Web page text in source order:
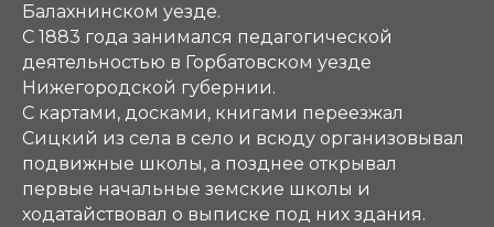
Балахнинском уезде.
С 1883 года занимался педагогической
деятельностью в Горбатовском уезде
Нижегородской губернии.
С картами, досками, книгами переезжал
Сицкий из села в село и всюду организовывал
подвижные школы, а позднее открывал
первые начальные земские школы и
ходатайствовал о выписке под них здания.